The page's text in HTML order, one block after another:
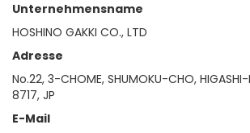
Unternehmensname
HOSHINO GAKKI CO., LTD
Adresse
No.22, 3-CHOME, SHUMOKU-CHO,
8717, JP
E-Mail